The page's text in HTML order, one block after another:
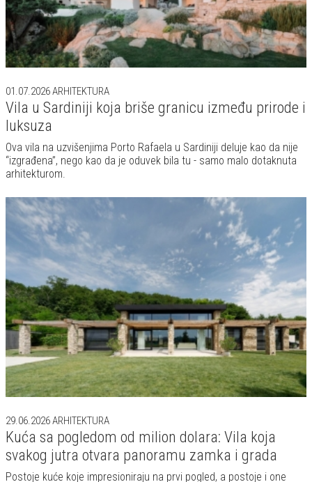
29.06.2026 ARHITEKTURA
Kuća sa pogledom od milion dolara: Vila koja
svakog jutra otvara panoramu zamka i grada
Postoje kuće koje impresioniraju na prvi pogled, a postoje i one
koje vas osvoje tiho, bez potrebe da se razmeću.
24.06.2026ARHITEKTURA
Kada arhitektura postane deo pejzaža:
inspirativna priča o Villi ai Filari
U podnožju veličanstvenih Dolomita, među nepreglednim
vinogradima Proseka i zelenim brežuljcima italijanske pokrajine
Veneto, nastala je rezidencija koja na izuzetan način spaja sa...